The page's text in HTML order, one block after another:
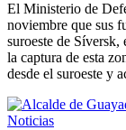
El Ministerio de
noviembre que sus
suroeste de
la captura de esta
desde el suroeste y
Noticias